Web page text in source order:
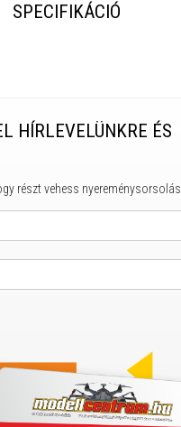
SPECIFIKÁCIÓ
HÍRLEVELÜNKRE ÉS
részt vehess